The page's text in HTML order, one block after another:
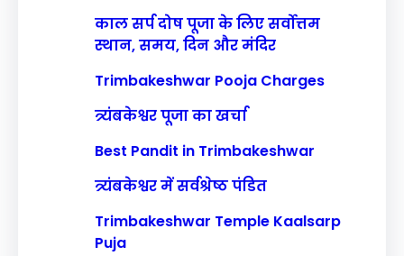
काल सर्प दोष पूजा के लिए सर्वोत्तम
स्थान, समय, दिन और मंदिर
Trimbakeshwar Pooja Charges
त्र्यंबकेश्वर पूजा का खर्चा
Best Pandit in Trimbakeshwar
त्र्यंबकेश्वर में सर्वश्रेष्ठ पंडित
Trimbakeshwar Temple Kaalsarp
Puja